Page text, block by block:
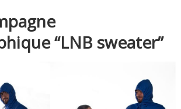
“LNB sweater”